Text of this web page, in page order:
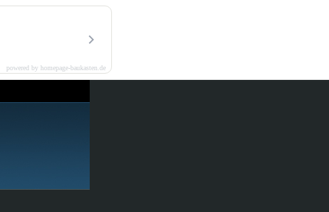
powered by homepage-baukasten.de